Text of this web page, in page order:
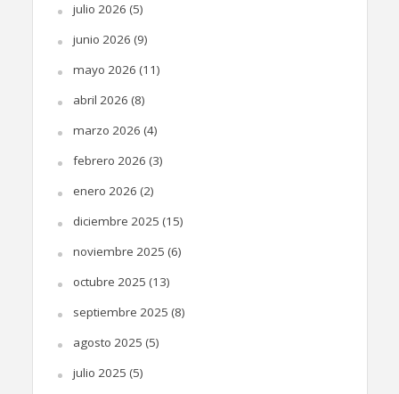
julio 2026 (5)
junio 2026 (9)
mayo 2026 (11)
abril 2026 (8)
marzo 2026 (4)
febrero 2026 (3)
enero 2026 (2)
diciembre 2025 (15)
noviembre 2025 (6)
octubre 2025 (13)
septiembre 2025 (8)
agosto 2025 (5)
julio 2025 (5)